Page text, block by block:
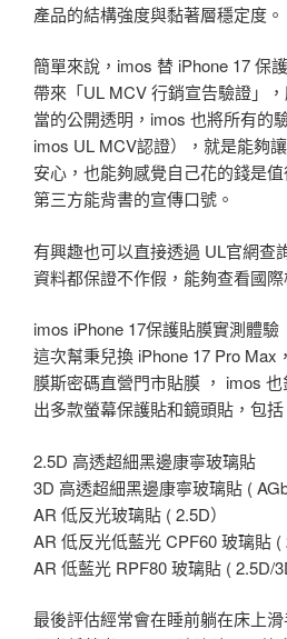
產品的結構強度與黏著層穩定度。
簡單來說，imos 替 iPhone 17 保
帶來「UL MCV 行銷宣告驗證」
當的公開透明，imos 也將所有的
imos UL MCV認證），就是能夠
安心，也能夠感覺自己花的錢是
第三方能背書的宣傳口號。
有興趣也可以直接透過 UL官網查
資料都保證不作假，能夠查看國際
imos iPhone 17保護貼膜實測體驗
這次幫秉兒換 iPhone 17 Pro Max
膜斯密碼直營門市貼膜 ， imos
出多款螢幕保護貼和鏡頭貼，包括
2.5D 高透超細黑邊康寧玻璃貼
3D 高透超細黑邊康寧玻璃貼 (
AR 低反光玻璃貼 ( 2.5D）
AR 低反光低藍光 CPF60 玻璃貼 (
AR 低藍光 RPF80 玻璃貼 ( 2.5D/
最後評估經常會在睡前躺在床上